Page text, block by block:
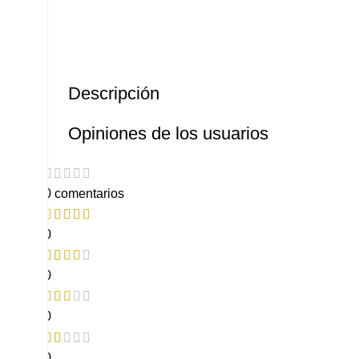
Descripción
Opiniones de los usuarios
0 comentarios
0
0
0